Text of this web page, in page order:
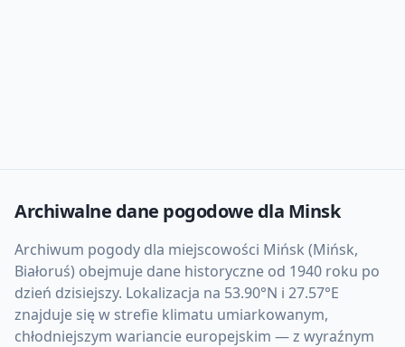
Archiwalne dane pogodowe dla Minsk
Archiwum pogody dla miejscowości Mińsk (Mińsk,
Białoruś) obejmuje dane historyczne od 1940 roku po
dzień dzisiejszy. Lokalizacja na 53.90°N i 27.57°E
znajduje się w strefie klimatu umiarkowanym,
chłodniejszym wariancie europejskim — z wyraźnym